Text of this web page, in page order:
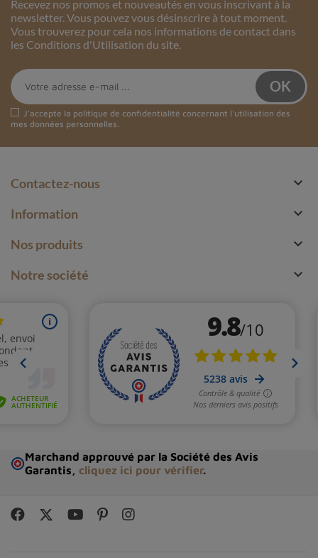
Recevez nos promos et nouveautés en vous inscrivant à la
newsletter. Vous pouvez vous désinscrire à tout moment.
Vous trouverez pour cela nos informations de contact dans
les Conditions d'Utilisation du site.
J'accepte la politique de confidentialité concernant l'utilisation des
mes données personnelles.
Contactez-nous 
Information 
Nos produits 
Notre société 
Marchand approuvé par la Société des Avis
Garantis, cliquez ici pour vérifier.